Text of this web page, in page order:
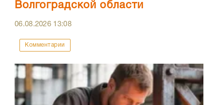
Волгоградской области
06.08.2026 13:08
Комментарии